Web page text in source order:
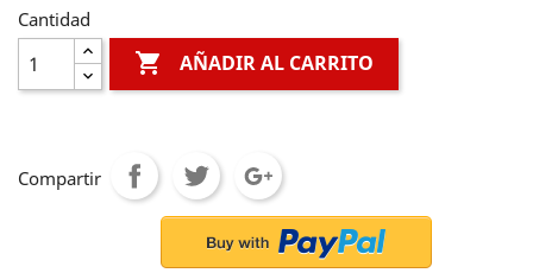
Cantidad
 AÑADIR AL CARRITO
Compartir